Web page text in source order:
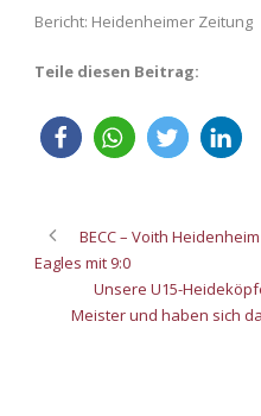
Bericht: Heidenheimer Zeitung
Teile diesen Beitrag:
BECC – Voith
Eagles mit 9:0
Unsere U15-
Meister und haben sich